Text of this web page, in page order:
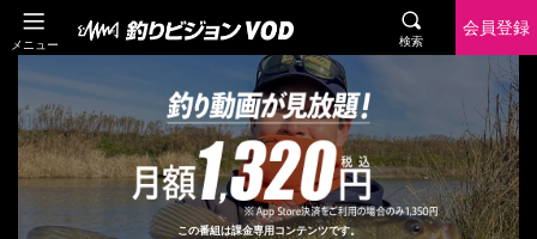
メニュー 検索
会員登録
この番組は課金専用コンテンツです。